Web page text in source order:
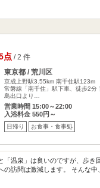
点/ 2 件
東京都 / 荒川区
京成上野駅3.55km 南千住駅123m
常磐線「南千住」駅下車、徒歩2分
島出口より…
営業時間 15:00～22:00
入浴料金 550円～
日帰り お食事・食事処
「温泉」は良いのですが、歩き
の訪問は激減します。 そんな